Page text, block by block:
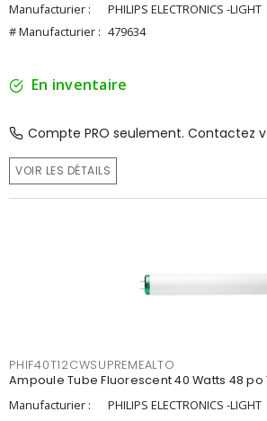
Manufacturier :
PHILIPS ELECTRONICS -LIGHT
# Manufacturier : 479634
En inventaire
Compte PRO seulement. Contactez
VOIR LES DÉTAILS
PHIF40T12CWSUPREMEALTO
Ampoule Tube Fluorescent 40 Watts 48 po
Manufacturier :
PHILIPS ELECTRONICS -LIGHT